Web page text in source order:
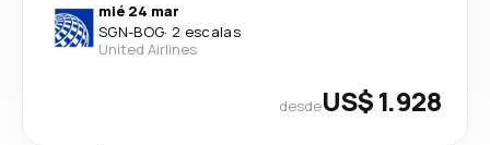
mié 24 mar
SGN-BOG· 2 escalas
United Airlines
desdeUS$ 1.928